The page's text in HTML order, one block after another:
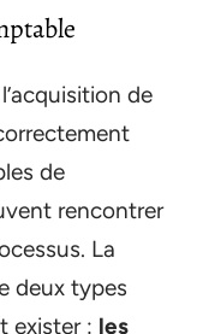
de
de
rencontrer
La
deux types
exister : les